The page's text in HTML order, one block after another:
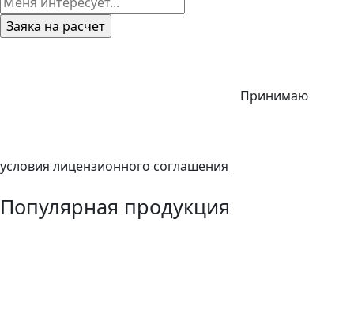
Принимаю
условия лицензионного соглашения
Популярная продукция